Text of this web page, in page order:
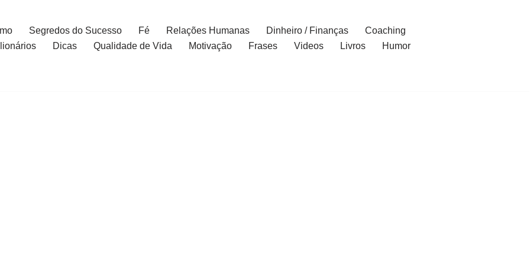
Segredos do Sucesso Fé Relações Humanas Dinheiro / Finanças
Coaching
Dicas Qualidade de Vida Motivação Frases Videos Livros
Humor